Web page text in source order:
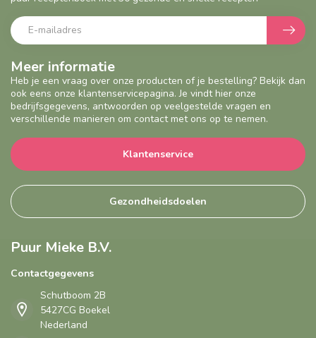
Meer informatie
Heb je een vraag over onze producten of je bestelling? Bekijk dan
ook eens onze klantenservicepagina. Je vindt hier onze
bedrijfsgegevens, antwoorden op veelgestelde vragen en
verschillende manieren om contact met ons op te nemen.
Klantenservice
Gezondheidsdoelen
Puur Mieke B.V.
Contactgegevens
Schutboom 2B
5427CG Boekel
Nederland